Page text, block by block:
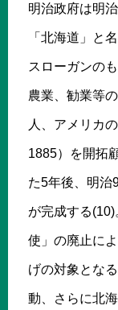
明治政府は明
「北海道」と
スローガンの
農業、勧業等
人、アメリカ
1885）を開拓
た5年後、明治
が完成する
使」の廃止に
げの対象とな
動、さらに北